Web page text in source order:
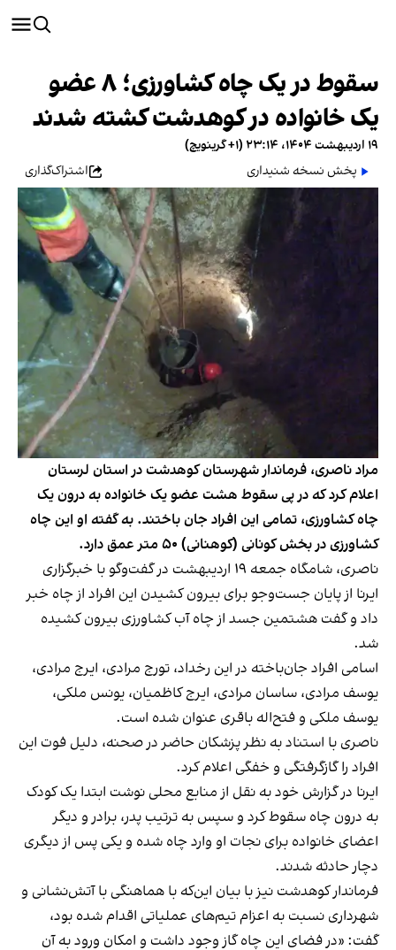
سقوط در یک چاه کشاورزی؛ ۸ عضو
یک خانواده در کوهدشت کشته شدند
۱۹ اردیبهشت ۱۴۰۴، ۲۳:۱۴ (‎+۱ گرینویچ)
پخش نسخه شنیداری
اشتراک‌گذاری
مراد ناصری، فرماندار شهرستان کوهدشت در استان لرستان
اعلام کرد که در پی سقوط هشت عضو یک خانواده به درون یک
چاه کشاورزی،‌ تمامی این افراد جان باختند. به گفته او این چاه
کشاورزی در بخش کونانی (کوهنانی) ۵۰ متر عمق دارد.
ناصری، شامگاه جمعه ۱۹ اردیبهشت در گفت‌وگو با خبرگزاری
ایرنا از پایان جست‌وجو برای بیرون کشیدن این افراد از چاه خبر
داد و گفت هشتمین جسد از چاه آب کشاورزی بیرون کشیده
شد.
اسامی افراد جان‌باخته در این رخداد، تورج مرادی، ایرج مرادی،
یوسف مرادی، ساسان مرادی، ایرج کاظمیان، یونس ملکی،
یوسف ملکی و فتح‌اله باقری عنوان شده است.
ناصری با استناد به نظر پزشکان حاضر در صحنه، دلیل فوت این
افراد را گازگرفتگی و خفگی اعلام کرد.
ایرنا در گزارش خود به نقل از منابع محلی نوشت ابتدا یک کودک
به درون چاه سقوط کرد و سپس به‌ ترتیب پدر، برادر و دیگر
اعضای خانواده برای نجات او وارد چاه شده و یکی پس از دیگری
دچار حادثه شدند.
فرماندار کوهدشت نیز با بیان این‌که با هماهنگی با آتش‌نشانی و
شهرداری نسبت به اعزام تیم‌های عملیاتی اقدام شده بود،
گفت: «در فضای این چاه گاز وجود داشت و امکان ورود به آن